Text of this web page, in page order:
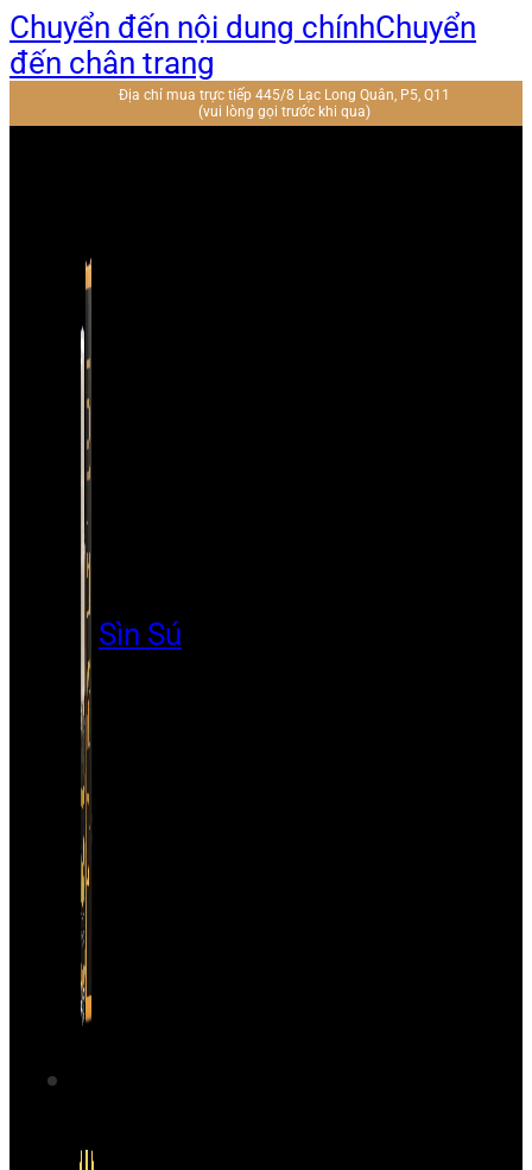
Chuyển đến nội dung chínhChuyển
đến chân trang
Địa chỉ mua trực tiếp 445/8 Lạc Long Quân, P5, Q11
(vui lòng gọi trước khi qua)
Sìn Sú